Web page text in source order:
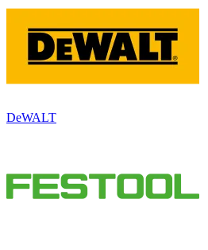
DeWALT